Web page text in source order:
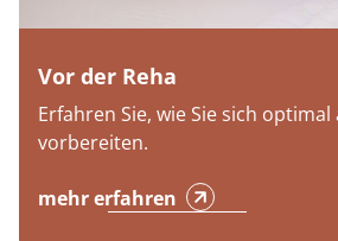
Vor der Reha
Erfahren Sie, wie Sie sich optimal
vorbereiten.
mehr erfahren